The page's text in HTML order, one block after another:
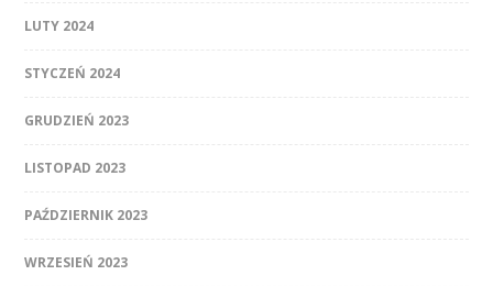
LUTY 2024
STYCZEŃ 2024
GRUDZIEŃ 2023
LISTOPAD 2023
PAŹDZIERNIK 2023
WRZESIEŃ 2023